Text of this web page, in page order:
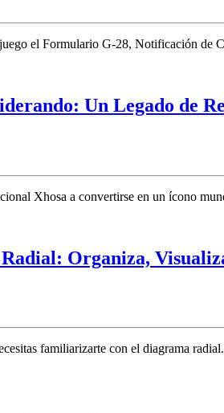
el Formulario G-28, Notificación de
Un Legado de
Xhosa a convertirse en un ícono
Organiza,
familiarizarte con el diagrama